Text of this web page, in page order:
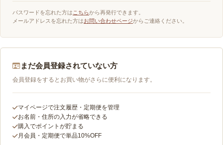
パスワードを忘れた方は こちらから再発行できます。
メールアドレスを忘れた方はお問い合わせページからご連絡ください。
まだ会員登録されていない方
会員登録をするとお買い物がさらに便利になります。
マイページで注文履歴・定期便を管理
お名前・住所の入力が省略できる
購入でポイントが貯まる
月会員・定期便で単品10%OFF